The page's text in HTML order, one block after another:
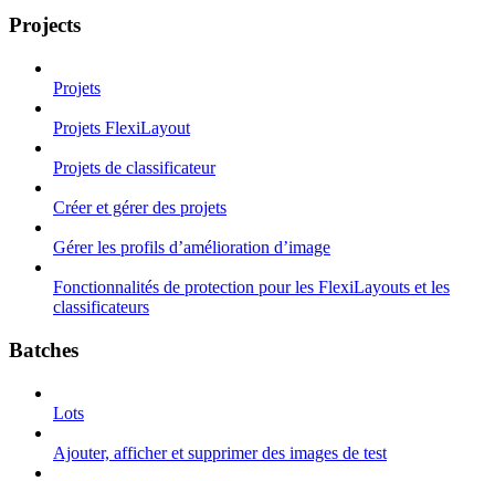
Projects
Projets
Projets FlexiLayout
Projets de classificateur
Créer et gérer des projets
Gérer les profils d’amélioration d’image
Fonctionnalités de protection pour les FlexiLayouts et les
classificateurs
Batches
Lots
Ajouter, afficher et supprimer des images de test